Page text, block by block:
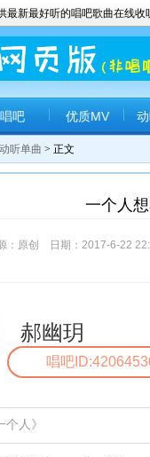
最新最好听的唱吧歌曲在线收
唱吧 优质MV
动听单曲 > 正文
一个人
：原创 日期：2017-6-22
郝幽玥
唱吧
个人》